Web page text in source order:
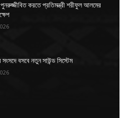
করতে প্রতিমন্ত্রী শরীফুল আলমের
বসবে নতুন সাউন্ড সিস্টেম